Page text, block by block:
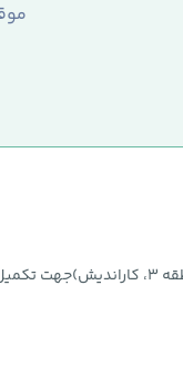
آپشن کاوه دراستان فارس (شیراز،